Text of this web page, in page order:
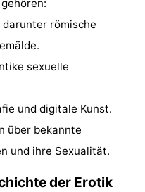
gehören:
römische
sexuelle
und digitale Kunst.
über bekannte
und ihre Sexualität.
der Erotik